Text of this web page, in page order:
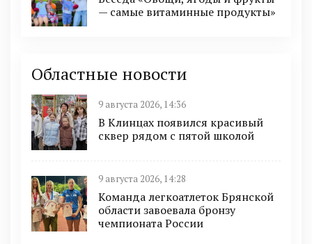
— самые витаминные продукты»
Областные новости
9 августа 2026, 14:36
В Клинцах появился красивый
сквер рядом с пятой школой
9 августа 2026, 14:28
Команда легкоатлеток Брянской
области завоевала бронзу
чемпионата России